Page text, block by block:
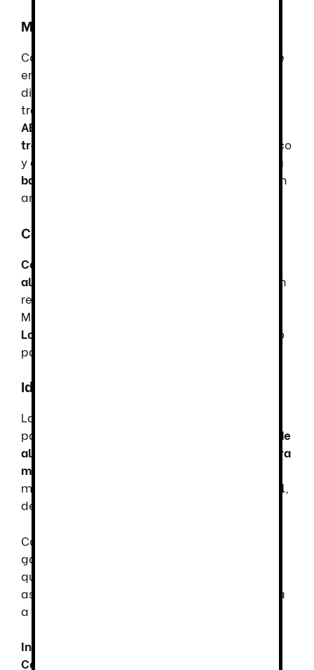
Material de Alta Calidad
Confeccionada en
, disponible
en
diseñada para soportar las exigencias del
trabajo diario en cocina. Su tejido
AEROSILVER en la espalda
transpirabilidad
, manteniendo al usuario fresco
y cómodo. Además, es
altamente resistente a
bacterias
en
ambientes de cocina.
Características Técnicas
Composición:
algodón (CO)
para un
rendimiento superior.
Material duradero para jornadas exigentes.
Longitud aproximada:
– Ajuste perfecto
para cualquier tipo de cuerpo.
Ideal para Entornos de Hostelería
La
para
restaurantes, hoteles, bares y negocios de
alimentos y bebidas
versión específica para
mujeres
mantenga una imagen
uniforme y profesional,
destacando la identidad del equipo.
Con esta chaqueta, los profesionales de la
gastronomía pueden disfrutar de una prenda
que une
asegurando una experiencia superior en su día
a día.
Invierte en calidad y estilo con la Chaqueta
Cocina Abad